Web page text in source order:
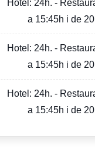
Hotel: 24h. -
a 15:45h i de
Hotel: 24h. -
a 15:45h i de
Hotel: 24h. -
a 15:45h i de